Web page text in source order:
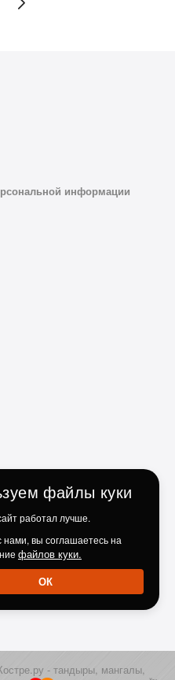
информации
- тандыры, мангалы,
файлы куки
работал лучше.
нами, вы соглашаетесь на
файлов куки.
ОК